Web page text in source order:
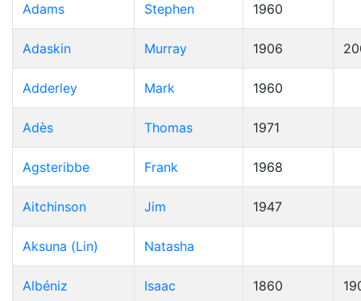
Adams Stephen 1960
Adaskin Murray 1906
Adderley Mark 1960
Adès Thomas 1971
Agsteribbe Frank 1968
Aitchinson Jim 1947
Aksuna (Lin) Natasha
Albéniz Isaac 1860